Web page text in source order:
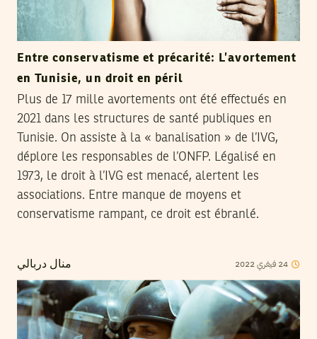
Entre conservatisme et précarité: L’avortement
en Tunisie, un droit en péril
Plus de 17 mille avortements ont été effectués en
2021 dans les structures de santé publiques en
Tunisie. On assiste à la « banalisation » de l’IVG,
déplore les responsables de l’ONFP. Légalisé en
1973, le droit à l’IVG est menacé, alertent les
associations. Entre manque de moyens et
conservatisme rampant, ce droit est ébranlé.
منال دربالي 24 فيفري2022